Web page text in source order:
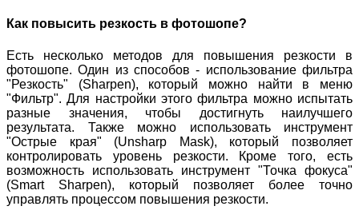
Как повысить резкость в фотошопе?
Есть несколько методов для повышения резкости в
фотошопе. Один из способов - использование фильтра
"Резкость" (Sharpen), который можно найти в меню
"Фильтр". Для настройки этого фильтра можно испытать
разные значения, чтобы достигнуть наилучшего
результата. Также можно использовать инструмент
"Острые края" (Unsharp Mask), который позволяет
контролировать уровень резкости. Кроме того, есть
возможность использовать инструмент "Точка фокуса"
(Smart Sharpen), который позволяет более точно
управлять процессом повышения резкости.